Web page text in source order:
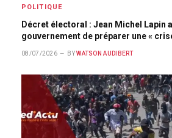
POLITIQUE
Décret électoral : Jean Michel Lapin
gouvernement de préparer une «
08/07/2026 BY WATSON AUDIBERT